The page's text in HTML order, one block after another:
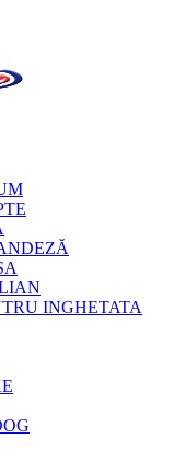
INGHETATA